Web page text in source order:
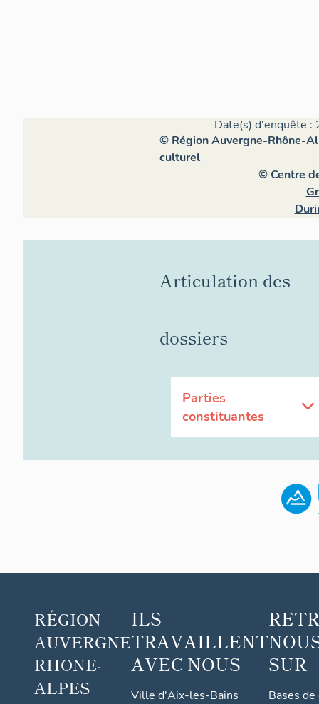
Date(s) d'enquête :
© Région Auvergne-Rhône-
culturel
© Centre
Articulation des
dossiers
Parties
constituantes
RÉGION
AUVERGNE
RHONE-
ALPES
ILS
TRAVAILLENT
AVEC NOUS
Ville d'Aix-les-Bains
SUR
Bases